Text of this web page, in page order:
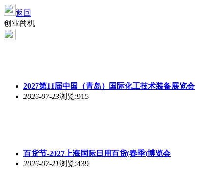
返回
创业商机
2027第11届中国（青岛）国际化工技术装备展览会
2026-07-23浏览:915
百货节-2027上海国际日用百货(春季)博览会
2026-07-21浏览:439